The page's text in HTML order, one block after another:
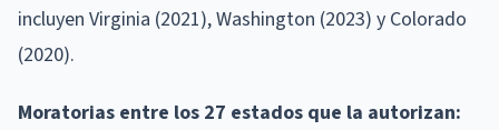
incluyen Virginia (2021), Washington (2023) y Colorado
(2020).
Moratorias entre los 27 estados que la autorizan: